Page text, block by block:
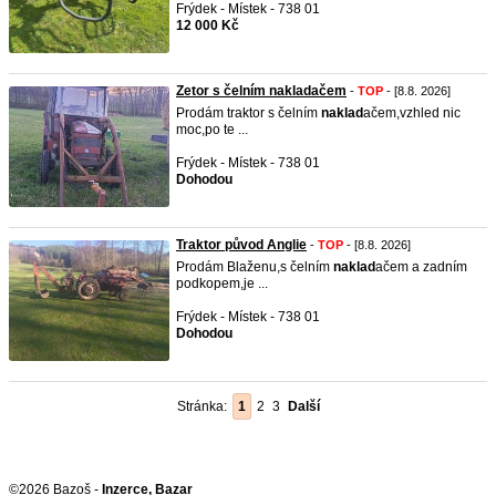
Frýdek - Místek - 738 01
12 000 Kč
Zetor s čelním nakladačem - TOP - [8.8. 2026]
Prodám traktor s čelním nakladačem,vzhled nic
moc,po te ...
Frýdek - Místek - 738 01
Dohodou
Traktor původ Anglie - TOP - [8.8. 2026]
Prodám Blaženu,s čelním nakladačem a zadním
podkopem,je ...
Frýdek - Místek - 738 01
Dohodou
Stránka: 1 2 3 Další
©2026 Bazoš - Inzerce, Bazar